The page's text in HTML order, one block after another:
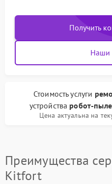
Получить
Наши
Стоимость услуги
устройства робот-
Цена актуальна на
Преимущества
Kitfort